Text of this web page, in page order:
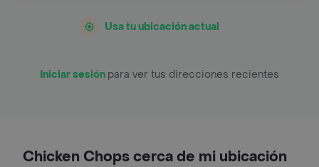
Usa tu ubicación actual
Iniciar sesión para ver tus direcciones recientes
Chicken Chops cerca de mi ubicación